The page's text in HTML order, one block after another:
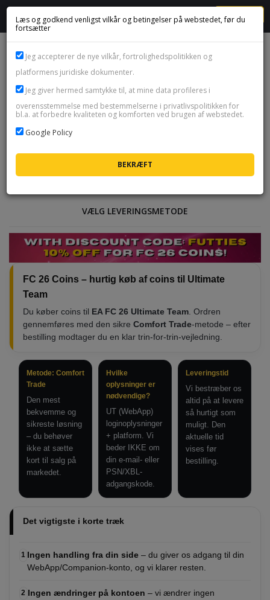
MENU
Mindste ordreværdi er 2.33 €
FC 26 Coins
Tilgængelighed:Tilgængelig
FC 26 Coinser valutaen i Ultimate Team - for dem
pc og alle konsoller
solgt dem
VÆLG LEVERINGSMETODE
FC 26 Coins – hurtig køb af coins til Ultimate
Team
Du køber coins til EA FC 26 Ultimate Team . Ordren
gennemføres med den sikre Comfort Trade-metode – efter
bestilling modtager du en klar trin-for-trin-vejledning.
Metode: Comfort
Trade
Den mest
bekvemme og
sikreste løsning
– du behøver
ikke at sætte
kort til salg på
markedet.
Hvilke
oplysninger er
nødvendige?
UT (WebApp)
loginoplysninger
+ platform. Vi
beder IKKE om
din e-mail- eller
PSN/XBL-
adgangskode.
Leveringstid
Vi bestræber os
altid på at levere
så hurtigt som
muligt. Den
aktuelle tid
vises før
bestilling.
Det vigtigste i korte træk
1 Ingen handling fra din side – du giver os adgang til din
WebApp/Companion-konto, og vi klarer resten.
2 Ingen ændringer på kontoen – vi ændrer ingen
Læs og godkend venligst vilkår og betingelser på webstedet, før du
fortsætter
Jeg accepterer de nye vilkår, fortrolighedspolitikken og
platformens juridiske dokumenter.
Jeg giver hermed samtykke til, at mine data profileres i
overensstemmelse med bestemmelserne i privatlivspolitikken for
bl.a. at forbedre kvaliteten og komforten ved brugen af webstedet.
Google Policy